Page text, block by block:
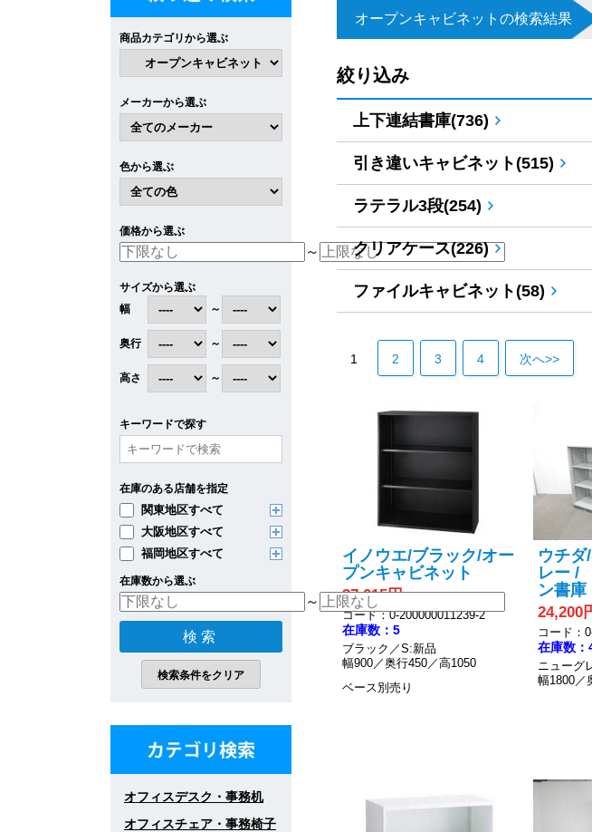
オープンキャビネットの検索結果
絞り込み
上下連結書庫(736)
引き違いキャビネット(515)
ラテラル3段(254)
クリアケース(226)
ファイルキャビネット(58)
1 2 3 4 次へ>>
イノウエ/ブラック/オー
プンキャビネット
37,015円
コード：0-200000011239-2
在庫数：5
ブラック／S:新品
幅900／奥行450／高1050
ベース別売り
ウチダ
レー /
ン書庫
24,200
コード：
在庫数：
ニューグ
幅1800／
商品カテゴリから選ぶ
メーカーから選ぶ
色から選ぶ
価格から選ぶ
～
サイズから選ぶ
幅
～
奥行 ～
高さ ～
キーワードで探す
在庫のある店舗を指定
関東地区すべて
大阪地区すべて
福岡地区すべて
在庫数から選ぶ
～
オフィスデスク・事務机
オフィスチェア・事務椅子